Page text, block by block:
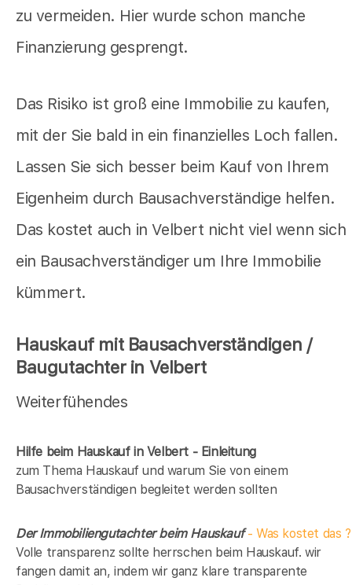
zu vermeiden. Hier wurde schon manche
Finanzierung gesprengt.
Das Risiko ist groß eine Immobilie zu kaufen,
mit der Sie bald in ein finanzielles Loch fallen.
Lassen Sie sich besser beim Kauf von Ihrem
Eigenheim durch Bausachverständige helfen.
Das kostet auch in Velbert nicht viel wenn sich
ein Bausachverständiger um Ihre Immobilie
kümmert.
Hauskauf mit Bausachverständigen /
Baugutachter in Velbert
Weiterfühendes
Hilfe beim Hauskauf in Velbert - Einleitung
zum Thema Hauskauf und warum Sie von einem
Bausachverständigen begleitet werden sollten
Der Immobiliengutachter beim Hauskauf- Was kostet das ?
Volle transparenz sollte herrschen beim Hauskauf. wir
fangen damit an, indem wir ganz klare transparente